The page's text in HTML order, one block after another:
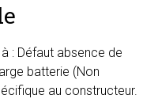
: Défaut absence de
batterie (Non
au constructeur.